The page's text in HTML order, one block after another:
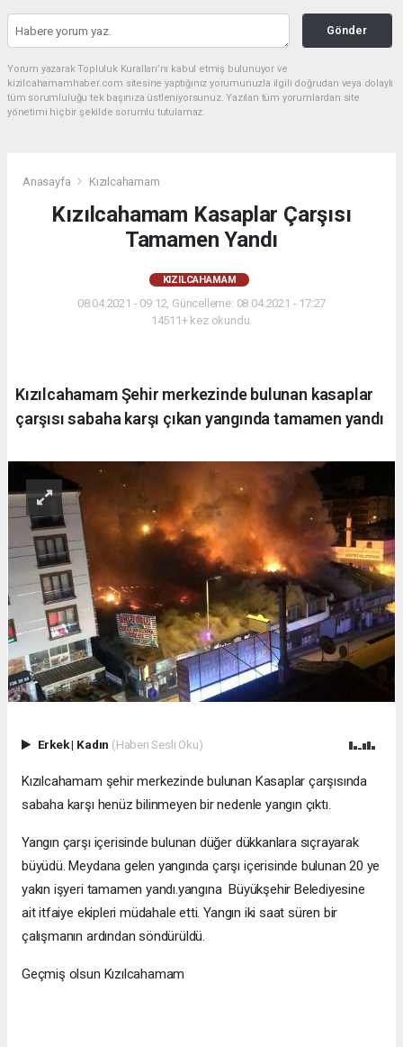
Gönder
Yorum yazarak Topluluk Kuralları’nı kabul etmiş bulunuyor ve
kizilcahamamhaber.com sitesine yaptığınız yorumunuzla ilgili doğrudan veya dolaylı
tüm sorumluluğu tek başınıza üstleniyorsunuz. Yazılan tüm yorumlardan site
yönetimi hiçbir şekilde sorumlu tutulamaz.
Anasayfa Kızılcahamam
Kızılcahamam Kasaplar Çarşısı
Tamamen Yandı
KIZILCAHAMAM
08.04.2021 - 09:12, Güncelleme: 08.04.2021 - 17:27
14511+ kez okundu.
Kızılcahamam Şehir merkezinde bulunan kasaplar
çarşısı sabaha karşı çıkan yangında tamamen yandı
Erkek| Kadın (Haberi Sesli Oku)
Kızılcahamam şehir merkezinde bulunan Kasaplar çarşısında
sabaha karşı henüz bilinmeyen bir nedenle yangın çıktı.
Yangın çarşı içerisinde bulunan düğer dükkanlara sıçrayarak
büyüdü. Meydana gelen yangında çarşı içerisinde bulunan 20 ye
yakın işyeri tamamen yandı.yangına Büyükşehir Belediyesine
ait itfaiye ekipleri müdahale etti. Yangın iki saat süren bir
çalışmanın ardından söndürüldü.
Geçmiş olsun Kızılcahamam